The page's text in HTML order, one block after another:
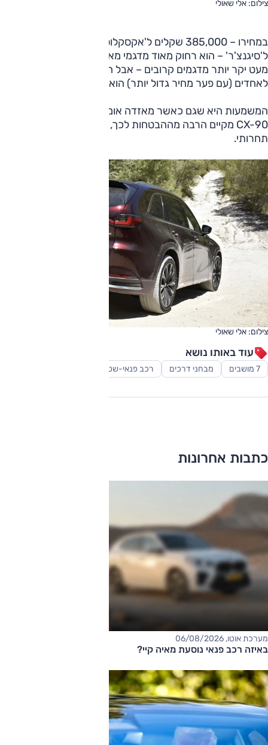
צילום: אלי שאולי
ל'סיגנצ'ר' – הוא רחוק מאוד מדגמי מאזדה המוכרים. בנוסף, הוא
מעט יקר יותר מדגמים קרובים – אבל הוא חזק מהם, וביחס
לאחדים (עם פער מחיר גדול יותר) הוא חסר גרסת כניסה.
המשמעות היא שגם כאשר מאזדה אומרת יוקרה, וגם כאשר
CX-90 מקיים הרבה מההבטחות לכך, המחיר נותר, יחסית,
תחרותי.
צילום: אלי שאולי
עוד באותו נושא
7 מושבים מבחני דרכים רכב פנאי-שטח
כתבות אחרונות
מערכת אוטו, 06/08/2026
באיזה רכב פנאי נוסעת מאיה קיי?